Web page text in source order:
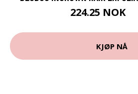
224.25 NOK
KJØP NÅ